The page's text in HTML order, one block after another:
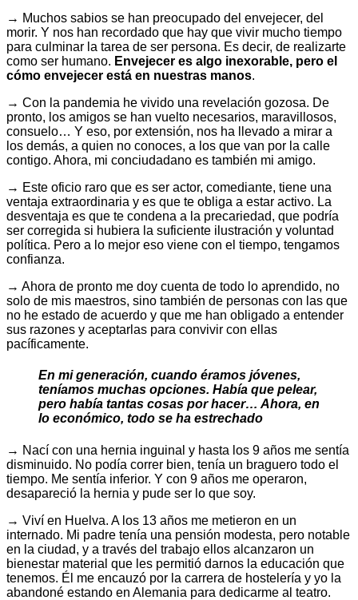
→ Muchos sabios se han preocupado del envejecer, del
morir. Y nos han recordado que hay que vivir mucho tiempo
para culminar la tarea de ser persona. Es decir, de realizarte
como ser humano. Envejecer es algo inexorable, pero el
cómo envejecer está en nuestras manos.
→ Con la pandemia he vivido una revelación gozosa. De
pronto, los amigos se han vuelto necesarios, maravillosos,
consuelo… Y eso, por extensión, nos ha llevado a mirar a
los demás, a quien no conoces, a los que van por la calle
contigo. Ahora, mi conciudadano es también mi amigo.
→ Este oficio raro que es ser actor, comediante, tiene una
ventaja extraordinaria y es que te obliga a estar activo. La
desventaja es que te condena a la precariedad, que podría
ser corregida si hubiera la suficiente ilustración y voluntad
política. Pero a lo mejor eso viene con el tiempo, tengamos
confianza.
→ Ahora de pronto me doy cuenta de todo lo aprendido, no
solo de mis maestros, sino también de personas con las que
no he estado de acuerdo y que me han obligado a entender
sus razones y aceptarlas para convivir con ellas
pacíficamente.
En mi generación, cuando éramos jóvenes,
teníamos muchas opciones. Había que pelear,
pero había tantas cosas por hacer… Ahora, en
lo económico, todo se ha estrechado
→ Nací con una hernia inguinal y hasta los 9 años me sentía
disminuido. No podía correr bien, tenía un braguero todo el
tiempo. Me sentía inferior. Y con 9 años me operaron,
desapareció la hernia y pude ser lo que soy.
→ Viví en Huelva. A los 13 años me metieron en un
internado. Mi padre tenía una pensión modesta, pero notable
en la ciudad, y a través del trabajo ellos alcanzaron un
bienestar material que les permitió darnos la educación que
tenemos. Él me encauzó por la carrera de hostelería y yo la
abandoné estando en Alemania para dedicarme al teatro.